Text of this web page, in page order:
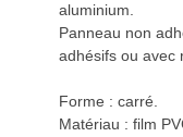
aluminium.
Panneau non
adhésifs ou avec
Forme : carré.
Matériau : film